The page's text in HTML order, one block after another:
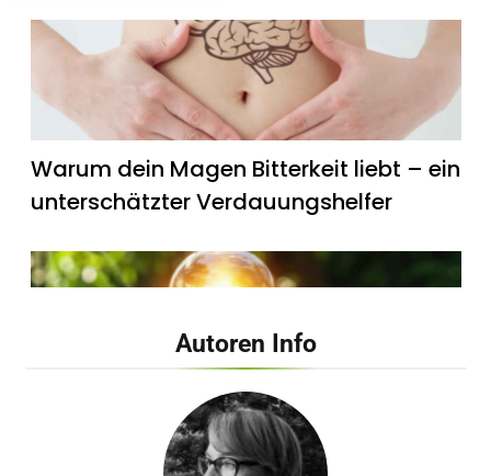
Warum dein Magen Bitterkeit liebt – ein
unterschätzter Verdauungshelfer
Wie künstliches Licht unsere innere Uhr
Autoren Info